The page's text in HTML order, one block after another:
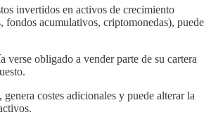
invertidos en activos de crecimiento
fondos acumulativos, criptomonedas), puede
verse obligado a vender parte de su cartera
costes adicionales y puede alterar la